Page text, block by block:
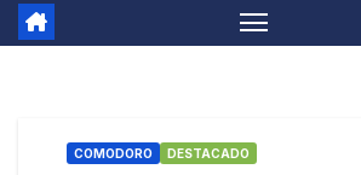
COMODORO DESTACADO